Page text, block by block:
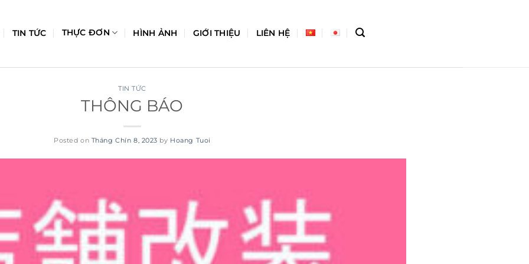
TIN TỨC THỰC ĐƠN HÌNH ẢNH GIỚI THIỆU LIÊN HỆ
TIN TỨC
THÔNG BÁO
Posted on Tháng Chín 8, 2023 by Hoang Tuoi